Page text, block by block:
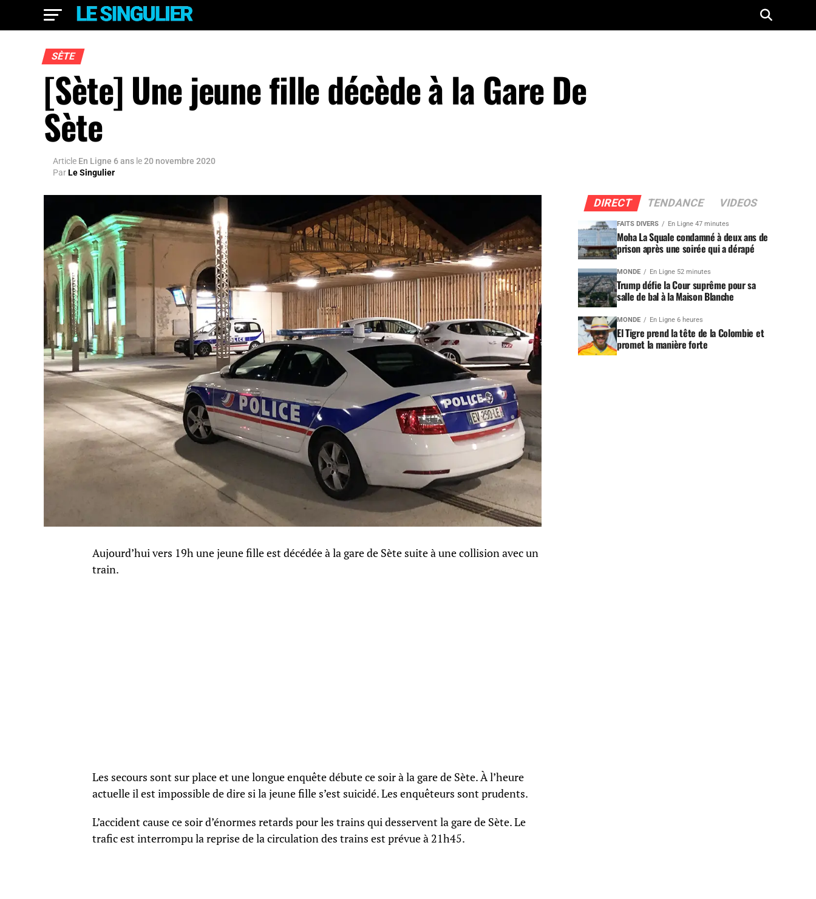
SÈTE
[Sète] Une jeune fille décède à la Gare De
Sète
Article En Ligne 6 ans le20 novembre 2020
ParLe Singulier
Aujourd’hui vers 19h une jeune fille est décédée à la gare de Sète suite à une collision avec un
train.
Les secours sont sur place et une longue enquête débute ce soir à la gare de Sète. À l’heure
actuelle il est impossible de dire si la jeune fille s’est suicidé. Les enquêteurs sont prudents.
L’accident cause ce soir d’énormes retards pour les trains qui desservent la gare de Sète. Le
trafic est interrompu la reprise de la circulation des trains est prévue à 21h45.
DIRECT TENDANCE VIDEOS
FAITS DIVERS En Ligne 47 minutes
Moha La Squale condamné à deux ans de
prison après une soirée qui a dérapé
MONDE En Ligne 52 minutes
Trump défie la Cour suprême pour sa
salle de bal à la Maison Blanche
MONDE En Ligne 6 heures
El Tigre prend la tête de la Colombie et
promet la manière forte